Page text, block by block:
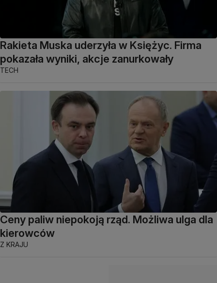
Rakieta Muska uderzyła w Księżyc. Firma
pokazała wyniki, akcje zanurkowały
TECH
Ceny paliw niepokoją rząd. Możliwa ulga dla
kierowców
Z KRAJU